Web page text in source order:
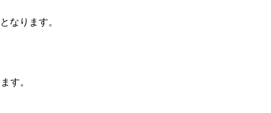
なります。
す。